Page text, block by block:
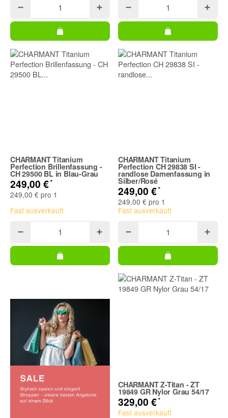
CHARMANT Titanium
Perfection Brillenfassung -
CH 29500 BL in Blau-Grau
249,00 €*
249,00 € pro 1
Fast ausverkauft
CHARMANT Titanium
Perfection CH 29838 SI -
randlose Damenfassung in
Silber/Rosé
249,00 €*
249,00 € pro 1
Fast ausverkauft
CHARMANT Z-Titan - ZT
19849 GR Nylor Grau 54/17
329,00 €*
Fast ausverkauft